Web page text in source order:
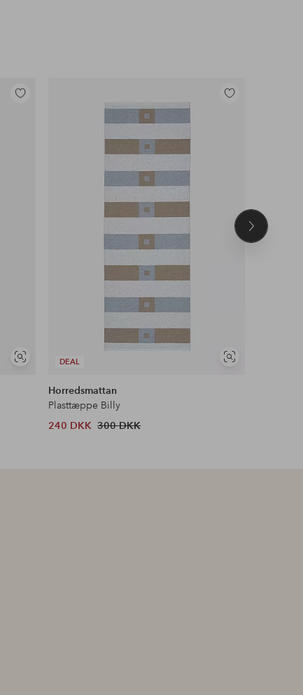
Se
Tilføj
DEAL
Se
Tilføj
Horredsmattan
Plasttæppe Billy
240 DKK 300 DKK
Næste